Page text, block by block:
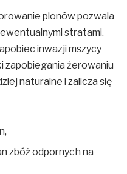
plonów pozwala
stratami.
inwazji mszycy
żerowaniu
naturalne i zalicza się
zbóż odpornych na